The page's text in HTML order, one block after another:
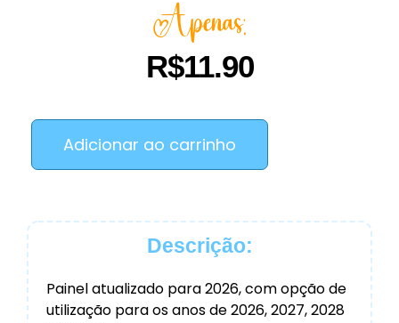
Apenas:
R$11.90
Adicionar ao carrinho
Descrição:
Painel atualizado para 2026, com opção de
utilização para os anos de 2026, 2027, 2028